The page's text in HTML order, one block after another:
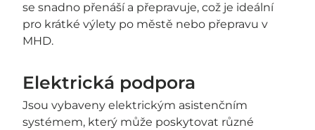
se snadno přenáší a přepravuje, což je ideální
pro krátké výlety po městě nebo přepravu v
MHD.
Elektrická podpora
Jsou vybaveny elektrickým asistenčním
systémem, který může poskytovat různé